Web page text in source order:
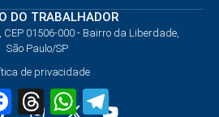
DO TRABALHADOR
CEP 01506-000 - Bairro da Liberdade,
São Paulo/SP
de privacidade
FacebookThreadsWhatsApp